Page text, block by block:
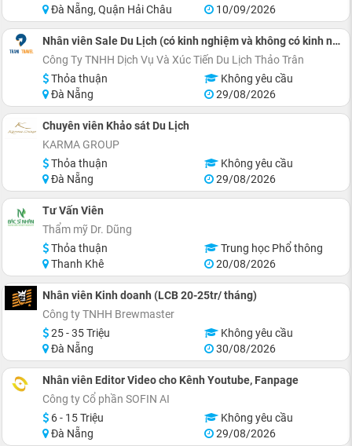
Đà Nẵng, Quận Hải Châu 10/09/2026
Nhân viên Sale Du Lịch (có kinh nghiệm và không có kinh nghiệm)
Công Ty TNHH Dịch Vụ Và Xúc Tiến Du Lịch Thảo Trân
Thỏa thuận
Không yêu cầu
Đà Nẵng
29/08/2026
Chuyên viên Khảo sát Du Lịch
KARMA GROUP
Thỏa thuận
Không yêu cầu
Đà Nẵng
29/08/2026
Tư Vấn Viên
Thẩm mỹ Dr. Dũng
Thỏa thuận
Trung học Phổ thông
Thanh Khê
20/08/2026
Nhân viên Kinh doanh (LCB 20-25tr/ tháng)
Công ty TNHH Brewmaster
25 - 35 Triệu
Không yêu cầu
Đà Nẵng
30/08/2026
Nhân viên Editor Video cho Kênh Youtube, Fanpage
Công ty Cổ phần SOFIN AI
6 - 15 Triệu
Không yêu cầu
Đà Nẵng
29/08/2026